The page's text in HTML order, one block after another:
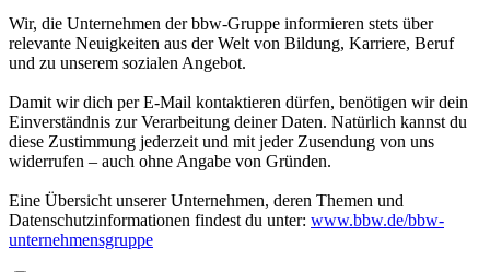
Wir, die Unternehmen der bbw-Gruppe informieren stets über
relevante Neuigkeiten aus der Welt von Bildung, Karriere, Beruf
und zu unserem sozialen Angebot.
Damit wir dich per E-Mail kontaktieren dürfen, benötigen wir dein
Einverständnis zur Verarbeitung deiner Daten. Natürlich kannst du
diese Zustimmung jederzeit und mit jeder Zusendung von uns
widerrufen – auch ohne Angabe von Gründen.
Eine Übersicht unserer Unternehmen, deren Themen und
Datenschutzinformationen findest du unter: www.bbw.de/bbw-
unternehmensgruppe